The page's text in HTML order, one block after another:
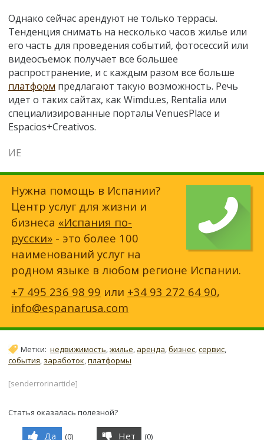
Однако сейчас арендуют не только террасы.
Тенденция снимать на несколько часов жилье или
его часть для проведения событий, фотосессий или
видеосъемок получает все большее
распространение, и с каждым разом все больше
платформ предлагают такую возможность. Речь
идет о таких сайтах, как Wimdu.es, Rentalia или
специализированные порталы VenuesPlace и
Espacios+Creativos.
ИЕ
Нужна помощь в Испании?
Центр услуг для жизни и
бизнеса «Испания по-
русски» - это более 100
наименований услуг на
родном языке в любом регионе Испании.
+7 495 236 98 99 или +34 93 272 64 90,
info@espanarusa.com
Метки: недвижимость,жилье, аренда,бизнес,сервис,
события, заработок,платформы
[senderrorinarticle]
Статья оказалась полезной?
Да (0) Нет (0)